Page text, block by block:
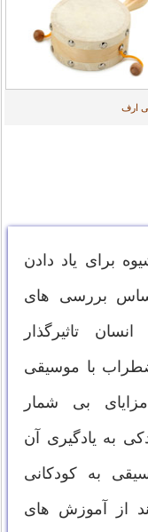
ارف
برای یاد دادن
بررسی های
تاثیرگذار
با موسیقی
بی شمار
به یادگیری آن
به کودکانی
از آموزش های